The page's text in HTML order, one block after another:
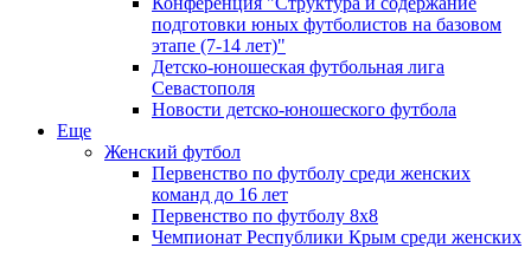
подготовки юных футболистов на базовом
этапе (7-14 лет)"
Детско-юношеская футбольная лига
Севастополя
Новости детско-юношеского футбола
Еще
Женский футбол
Первенство по футболу среди женских
команд до 16 лет
Первенство по футболу 8х8
Чемпионат Республики Крым среди женских